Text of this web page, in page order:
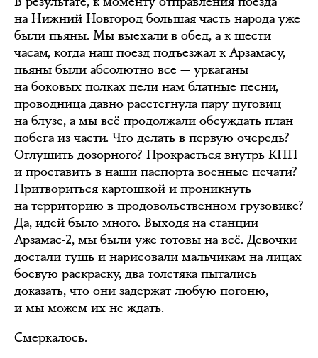
на Нижний Новгород большая часть народа уже
были пьяны. Мы выехали в обед, а к шести
часам, когда наш поезд подъезжал к Арзамасу,
пьяны были абсолютно все — уркаганы
на боковых полках пели нам блатные песни,
проводница давно расстегнула пару пуговиц
на блузе, а мы всё продолжали обсуждать план
побега из части. Что делать в первую очередь?
Оглушить дозорного? Прокрасться внутрь КПП
и проставить в наши паспорта военные печати?
Притвориться картошкой и проникнуть
на территорию в продовольственном грузовике?
Да, идей было много. Выходя на станции
Арзамас-2, мы были уже готовы на всё. Девочки
достали тушь и нарисовали мальчикам на лицах
боевую раскраску, два толстяка пытались
доказать, что они задержат любую погоню,
и мы можем их не ждать.
Смеркалось.